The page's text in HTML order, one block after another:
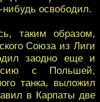
освободил.
таким образом,
Союза из Лиги
заодно еще и
с Польшей,
танка, выложил
в Карпаты две